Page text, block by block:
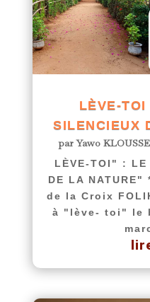
LÈVE-
SILENCIEUX
parYawo KLOUSSE
LÈVE-TOI" : LE
DE LA
de la Croix
à "lève- toi" le